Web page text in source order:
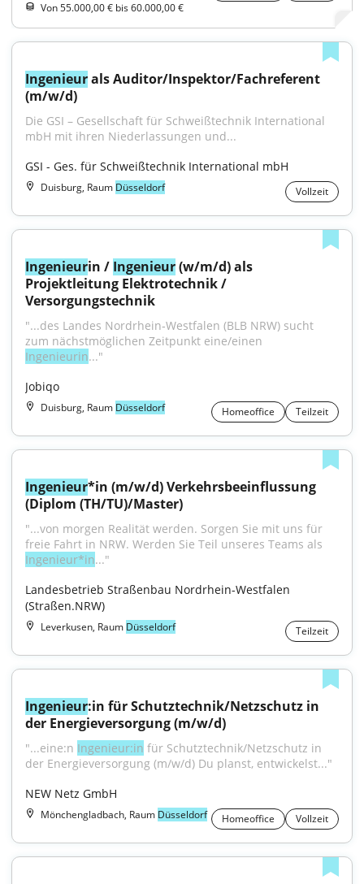
Von 55.000,00 € bis 60.000,00 €
Ingenieur als Auditor/Inspektor/Fachreferent
(m/w/d)
Die GSI – Gesellschaft für Schweißtechnik International
mbH mit ihren Niederlassungen und...
GSI - Ges. für Schweißtechnik International mbH
Duisburg, Raum Düsseldorf Vollzeit
Ingenieurin / Ingenieur (w/m/d) als
Projektleitung Elektrotechnik /
Versorgungstechnik
"...des Landes Nordrhein‑Westfalen (BLB NRW) sucht
Ingenieurin..."
Jobiqo
Duisburg, Raum Düsseldorf Homeoffice Teilzeit
Ingenieur*in (m/w/d) Verkehrsbeeinflussung
(Diplom (TH/TU)/Master)
"...von morgen Realität werden. Sorgen Sie mit uns für
Ingenieur*in..."
Landesbetrieb Straßenbau Nordrhein-Westfalen
(Straßen.NRW)
Leverkusen, Raum Düsseldorf Teilzeit
Ingenieur:in für Schutztechnik/Netzschutz in
der Energieversorgung (m/w/d)
"...eine:n Ingenieur:in für Schutztechnik/Netzschutz in
der Energieversorgung (m/w/d) Du planst, entwickelst..."
NEW Netz GmbH
Mönchengladbach, Raum Düsseldorf Homeoffice Vollzeit